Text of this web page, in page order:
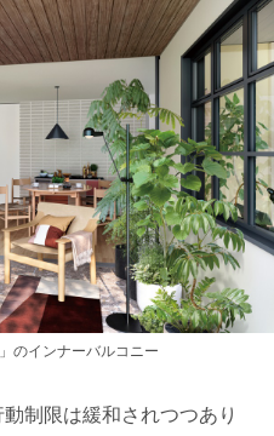
のインナーバルコニー
制限は緩和されつつあり